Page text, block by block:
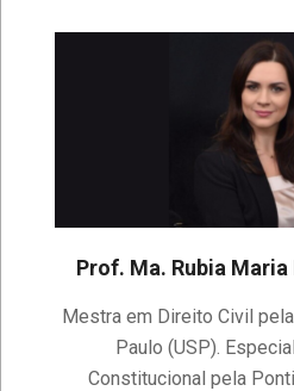
Prof. Ma. Rubia
11-
Mestra em Direito Civil
Paulo (USP).
Constitucional pela